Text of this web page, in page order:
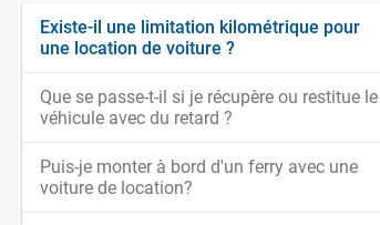
Existe-il une limitation kilométrique pour
une location de voiture ?
Que se passe-t-il si je récupère ou restitue le
véhicule avec du retard ?
Puis-je monter à bord d'un ferry avec une
voiture de location?